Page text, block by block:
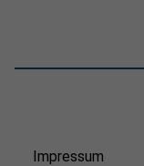
Impressum